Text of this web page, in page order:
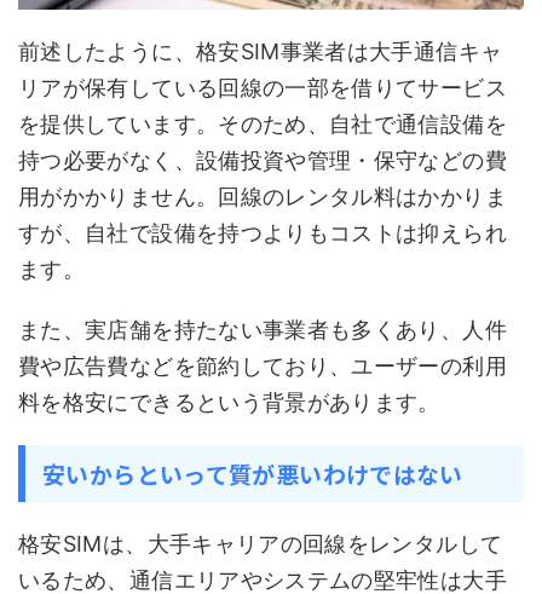
前述したように、格安SIM事業者は大手通信キャ
リアが保有している回線の一部を借りてサービス
を提供しています。そのため、自社で通信設備を
持つ必要がなく、設備投資や管理・保守などの費
用がかかりません。回線のレンタル料はかかりま
すが、自社で設備を持つよりもコストは抑えられ
ます。
また、実店舗を持たない事業者も多くあり、人件
費や広告費などを節約しており、ユーザーの利用
料を格安にできるという背景があります。
安いからといって質が悪いわけではない
格安SIMは、大手キャリアの回線をレンタルして
いるため、通信エリアやシステムの堅牢性は大手